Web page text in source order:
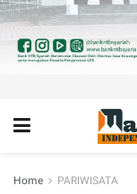
Home PARIWISATA